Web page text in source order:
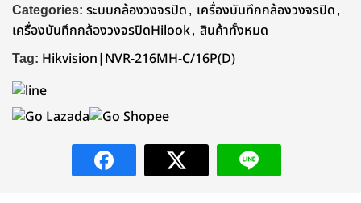
Categories: ระบบกล้องวงจรปิด, เครื่องบันทึกกล้องวงจรปิด,
เครื่องบันทึกกล้องวงจรปิดHilook, สินค้าทั้งหมด
Tag: Hikvision|NVR-216MH-C/16P(D)